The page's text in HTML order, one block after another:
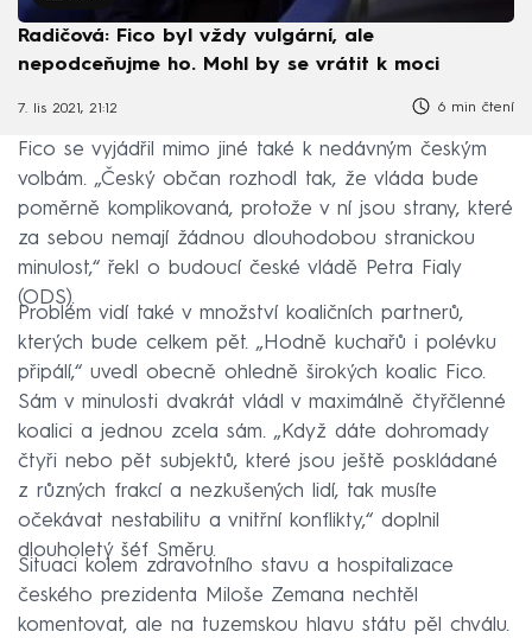
Radičová: Fico byl vždy vulgární, ale
nepodceňujme ho. Mohl by se vrátit k moci
7. lis 2021, 21:12 6 min čtení
Fico se vyjádřil mimo jiné také k nedávným českým
volbám. „Český občan rozhodl tak, že vláda bude
poměrně komplikovaná, protože v ní jsou strany, které
za sebou nemají žádnou dlouhodobou stranickou
minulost,“ řekl o budoucí české vládě Petra Fialy
(ODS).
Problém vidí také v množství koaličních partnerů,
kterých bude celkem pět. „Hodně kuchařů i polévku
připálí,“ uvedl obecně ohledně širokých koalic Fico.
Sám v minulosti dvakrát vládl v maximálně čtyřčlenné
koalici a jednou zcela sám. „Když dáte dohromady
čtyři nebo pět subjektů, které jsou ještě poskládané
z různých frakcí a nezkušených lidí, tak musíte
očekávat nestabilitu a vnitřní konflikty,“ doplnil
dlouholetý šéf Směru.
Situaci kolem zdravotního stavu a hospitalizace
českého prezidenta Miloše Zemana nechtěl
komentovat, ale na tuzemskou hlavu státu pěl chválu.